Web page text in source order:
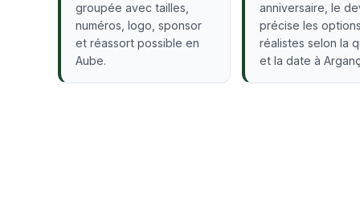
groupée avec tailles,
numéros, logo, sponsor
et réassort possible en
Aube.
anniversaire, le
précise les
réalistes selon la
et la date à